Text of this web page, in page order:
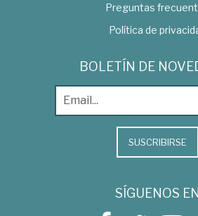
Preguntas
Política de
BOLETÍN DE
SUSCRIBIRSE
SÍGUENOS EN